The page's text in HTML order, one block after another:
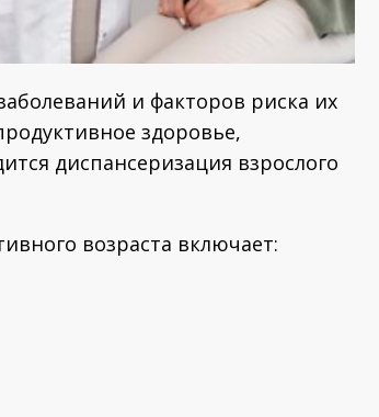
и факторов риска их
здоровье,
диспансеризация взрослого
возраста включает: